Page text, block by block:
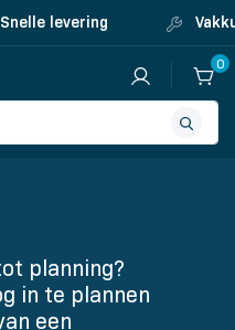
Snelle levering
0
planning?
in te plannen
een